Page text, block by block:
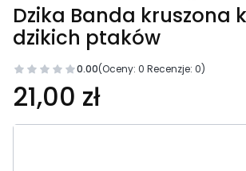
Dzika Banda kruszona
dzikich ptaków
0.00(Oceny: 0 Recenzje: 0)
21,00 zł